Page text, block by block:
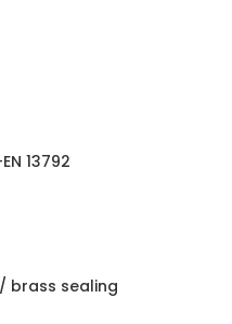
13792
/ brass sealing